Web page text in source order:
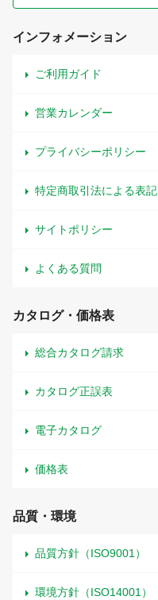
インフォメーション
ご利用ガイド
営業カレンダー
プライバシーポリシー
特定商取引法による表記
サイトポリシー
よくある質問
カタログ・価格表
総合カタログ請求
カタログ正誤表
電子カタログ
価格表
品質・環境
品質方針（ISO9001）
環境方針（ISO14001）